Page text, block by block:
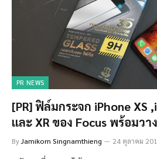
PR NEWS
[PR] ฟิล์มกระจก iPhone XS
และ XR ของ Focus พร้อมว
ByJamikorn Singnamthieng 24 ตุลาคม